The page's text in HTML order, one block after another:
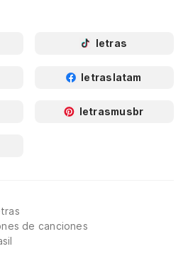
letras
letraslatam
letrasmusbr
de canciones